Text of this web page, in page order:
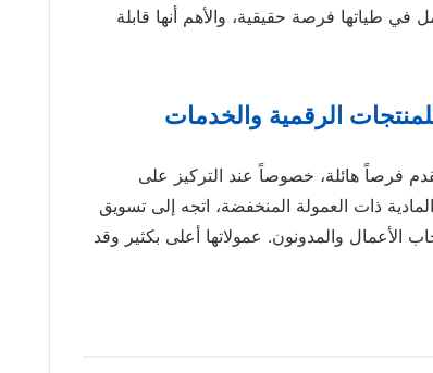
طياتها فرصة حقيقية، والأهم أنها قابلة
فرصاً هائلة، خصوصاً عند التركيز على
ذات العمولة المنخفضة، اتجه إلى تسويق
الأعمال والمدونون. عمولاتها أعلى بكثير وقد